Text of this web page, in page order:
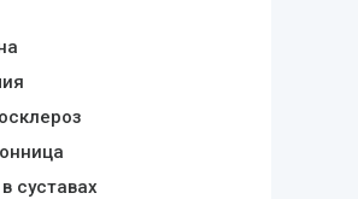
суставах